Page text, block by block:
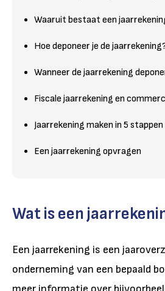
Waaruit bestaat een
Hoe deponeer je de
Wanneer de jaarrekening
Fiscale jaarrekening en
Jaarrekening maken in 5 stappen
Een jaarrekening opvragen
Wat is een
Een jaarrekening is een
onderneming van een bepaald